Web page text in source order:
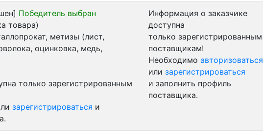
Победитель выбран
товара)
метизы (лист,
оцинковка, медь,
только зарегистрированным
зарегистрироваться и
Информация о заказчике
доступна
только зарегистрированным
поставщикам!
Необходимо авторизоваться
или зарегистрироваться
и заполнить профиль
поставщика.